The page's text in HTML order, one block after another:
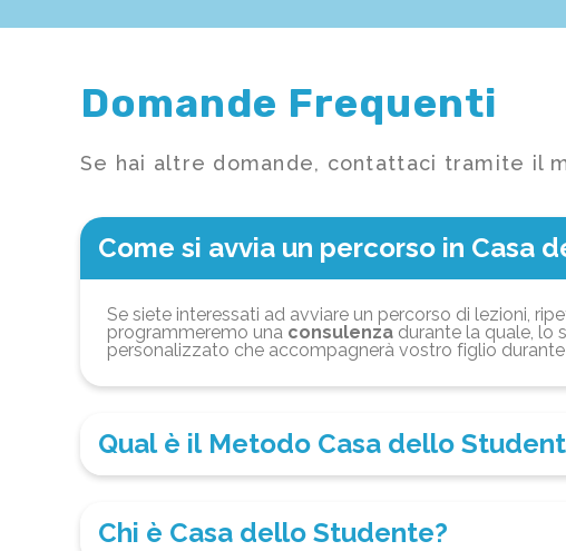
Domande Frequenti
Se hai altre domande, contattaci tramite il
Come si avvia un percorso in Casa
Se siete interessati ad avviare un percorso di lezioni,
programmeremo una consulenza durante la quale, lo
personalizzato che accompagnerà vostro figlio
Qual è il Metodo Casa dello
Chi è Casa dello Studente?